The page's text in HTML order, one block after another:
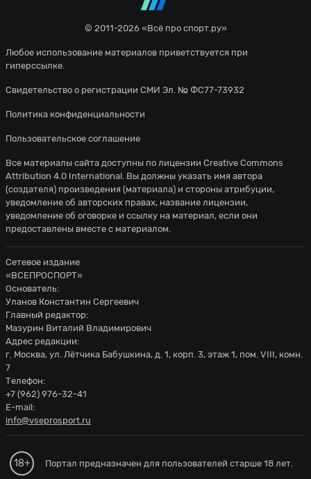
© 2011-2026 «Всё про спорт.ру»
Любое использование материалов приветствуется при
гиперссылке.
Свидетельство о регистрации СМИ Эл. № ФС77-73932
Политика конфиденциальности
Пользовательское соглашение
Все материалы сайта доступны по лицензии Creative Commons
Attribution 4.0 International . Вы должны указать имя автора
(создателя) произведения (материала) и стороны атрибуции,
уведомление об авторских правах, название лицензии,
уведомление об оговорке и ссылку на материал, если они
предоставлены вместе с материалом.
Сетевое издание
«ВСЕПРОСПОРТ»
Основатель:
Уланов Константин Сергеевич
Главный редактор:
Мазурин Виталий Владимирович
Адрес редакции:
г. Москва, ул. Лётчика Бабушкина, д. 1, корп. 3, этаж 1, пом. VIII, комн.
7
Телефон:
+7 (962) 976-32-41
E-mail:
info@vseprosport.ru
18+ Портал предназначен для пользователей старше 18 лет.